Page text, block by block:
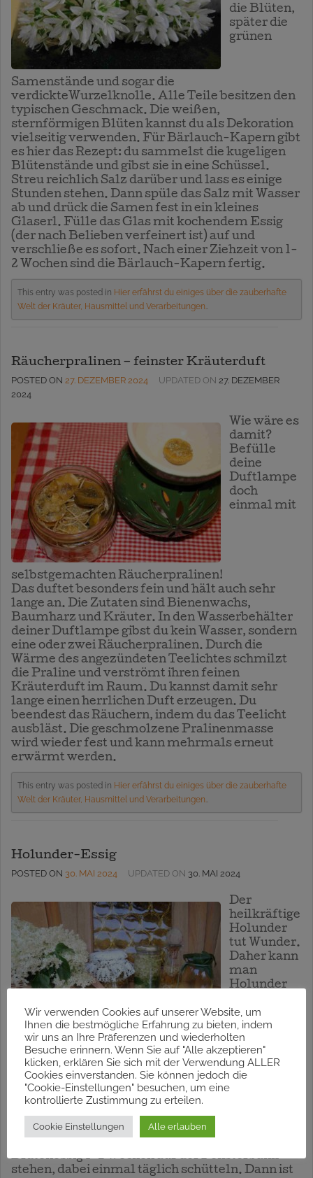
die Blüten,
später die
grünen
Samenstände und sogar die
verdickteWurzelknolle. Alle Teile besitzen den
typischen Geschmack. Die weißen,
sternförmigen Blüten kannst du als Dekoration
vielseitig verwenden. Für Bärlauch-Kapern gibt
es hier das Rezept: du sammelst die kugeligen
Blütenstände und gibst sie in eine Schüssel.
Streu reichlich Salz darüber und lass es einige
Stunden stehen. Dann spüle das Salz mit Wasser
ab und drück die Samen fest in ein kleines
Glaserl. Fülle das Glas mit kochendem Essig
(der nach Belieben verfeinert ist) auf und
verschließe es sofort. Nach einer Ziehzeit von 1-
2 Wochen sind die Bärlauch-Kapern fertig.
This entry was posted in Hier erfährst du einiges über die zauberhafte
Welt der Kräuter, Hausmittel und Verarbeitungen..
Räucherpralinen – feinster Kräuterduft
POSTED ON 27. DEZEMBER 2024 UPDATED ON 27. DEZEMBER
2024
Wie wäre es
damit?
Befülle
deine
Duftlampe
doch
einmal mit
selbstgemachten Räucherpralinen!
Das duftet besonders fein und hält auch sehr
lange an. Die Zutaten sind Bienenwachs,
Baumharz und Kräuter. In den Wasserbehälter
deiner Duftlampe gibst du kein Wasser, sondern
eine oder zwei Räucherpralinen. Durch die
Wärme des angezündeten Teelichtes schmilzt
die Praline und verströmt ihren feinen
Kräuterduft im Raum. Du kannst damit sehr
lange einen herrlichen Duft erzeugen. Du
beendest das Räuchern, indem du das Teelicht
ausbläst. Die geschmolzene Pralinenmasse
wird wieder fest und kann mehrmals erneut
erwärmt werden.
This entry was posted in Hier erfährst du einiges über die zauberhafte
Welt der Kräuter, Hausmittel und Verarbeitungen..
Holunder-Essig
POSTED ON 30. MAI 2024 UPDATED ON 30. MAI 2024
Der
heilkräftige
Holunder
tut Wunder.
Daher kann
man
Holunder
möglich
verarbeiten. Für einen Blütenessig pflücke
saubere Blüten, schneide möglichst viel vom
Stängel weg und gib die weißen Blüten in eine
weithalsige Flasche – ca. 1/3 bis zur Hälfte voll.
Nun gieß mit einem guten Essig auf.
Blütenessig 1-2 Wochen auf der Fensterbank
stehen, dabei einmal täglich schütteln. Dann ist
Wir verwenden Cookies auf unserer Website, um
Ihnen die bestmögliche Erfahrung zu bieten, indem
wir uns an Ihre Präferenzen und wiederholten
Besuche erinnern. Wenn Sie auf "Alle akzeptieren"
klicken, erklären Sie sich mit der Verwendung ALLER
Cookies einverstanden. Sie können jedoch die
"Cookie-Einstellungen" besuchen, um eine
kontrollierte Zustimmung zu erteilen.
Cookie Einstellungen Alle erlauben